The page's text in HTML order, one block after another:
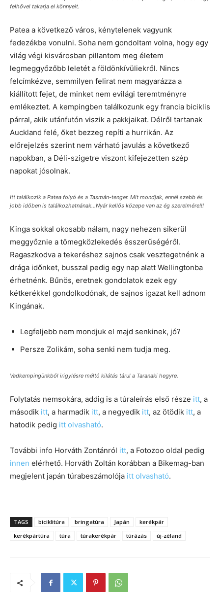
felhővel takarja el könnyeit.
Patea a következő város, kénytelenek vagyunk
fedezékbe vonulni. Soha nem gondoltam volna, hogy egy
világ végi kisvárosban pillantom meg életem
legmeggyőzőbb leletét a földönkívüliekről. Nincs
felcímkézve, semmilyen felirat nem magyarázza a
kiállított fejet, de minket nem evilági teremtményre
emlékeztet. A kempingben találkozunk egy francia biciklis
párral, akik utánfutón viszik a pakkjaikat. Délről tartanak
Auckland felé, őket bezzeg repíti a hurrikán. Az
előrejelzés szerint nem várható javulás a következő
napokban, a Déli-szigetre viszont kifejezetten szép
napokat jósolnak.
Itt találkozik a Patea folyó és a Tasmán-tenger. Mit mondjak, ennél szebb és
jobb időben is találkozhatnának…Nyár kellős közepe van az ég szerelmére!!!
Kinga sokkal okosabb nálam, nagy nehezen sikerül
meggyőznie a tömegközlekedés ésszerűségéről.
Ragaszkodva a tekeréshez sajnos csak vesztegetnénk a
drága időnket, busszal pedig egy nap alatt Wellingtonba
érhetnénk. Bűnös, eretnek gondolatok ezek egy
kétkerékkel gondolkodónak, de sajnos igazat kell adnom
Kingának.
Legfeljebb nem mondjuk el majd senkinek, jó?
Persze Zolikám, soha senki nem tudja meg.
Vadkempingünkből irigylésre méltó kilátás tárul a Taranaki hegyre.
Folytatás nemsokára, addig is a túraleírás első része itt, a
második itt, a harmadik itt, a negyedik itt, az ötödik itt, a
hatodik pedig itt olvasható.
További info Horváth Zontánról itt, a Fotozoo oldal pedig
innen elérhető. Horváth Zoltán korábban a Bikemag-ban
megjelent japán túrabeszámolója itt olvasható.
TAGS biciklitúra bringatúra Japán
kerékpár
kerékpártúra
túra túrakerékpár túrázás új-zéland